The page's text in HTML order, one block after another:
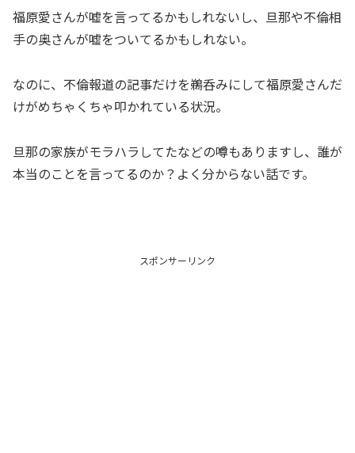
福原愛さんが嘘を言ってるかもしれないし、旦那や不倫相
手の奥さんが嘘をついてるかもしれない。
なのに、不倫報道の記事だけを鵜呑みにして福原愛さんだ
けがめちゃくちゃ叩かれている状況。
旦那の家族がモラハラしてたなどの噂もありますし、誰が
本当のことを言ってるのか？よく分からない話です。
スポンサーリンク